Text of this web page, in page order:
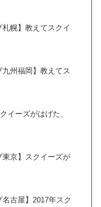
札幌】教えてスクイ
九州福岡】教えてス
イーズがはげた、
東京】スクイーズが
名古屋】2017年スク